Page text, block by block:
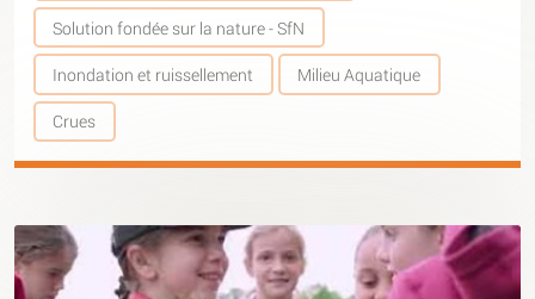
Solution fondée sur la nature - SfN
Inondation et ruissellement Milieu Aquatique
Crues